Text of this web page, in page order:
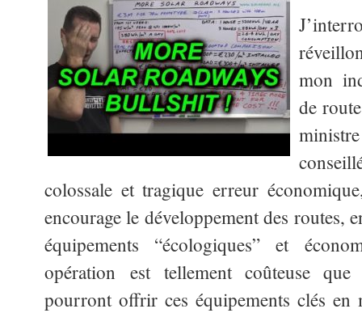
mon
de
colossale et tragique erreur
encourage le développement des routes,
équipements “écologiques” et
opération est tellement coûteuse
pourront offrir ces équipements clés en